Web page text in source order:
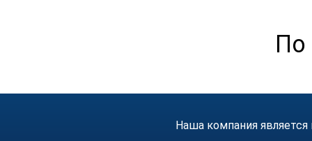
По
Наша компания